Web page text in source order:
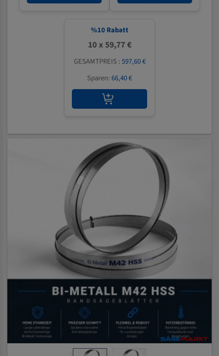
%10 Rabatt
10 x 59,77 €
GESAMTPREIS :597,60 €
Sparen:66,40 €